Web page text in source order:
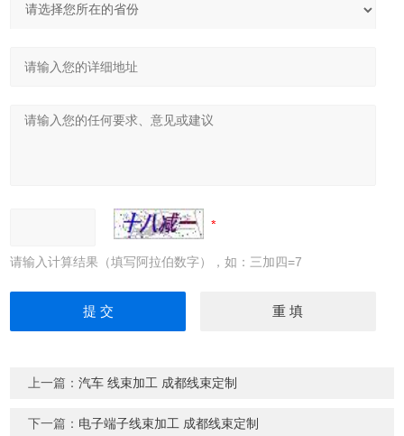
请输入计算结果（填写阿拉伯数字），如：三加四=7
上一篇：汽车 线束加工 成都线束定制
下一篇： 电子端子线束加工 成都线束定制